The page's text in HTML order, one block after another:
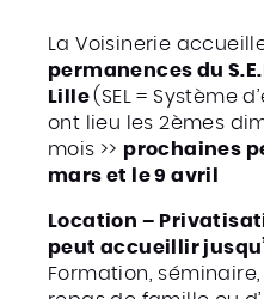
La Voisinerie
permanences du
Lille(SEL = Système
ont lieu les 2èmes
mois >> prochaines
mars et le 9 avril
Location –
peut accueillir
Formation,